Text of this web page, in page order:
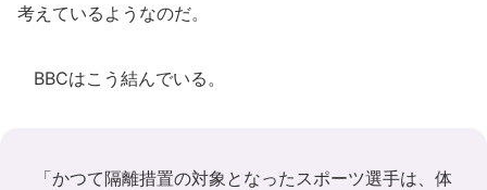
考えているようなのだ。
BBCはこう結んでいる。
「かつて隔離措置の対象となったスポーツ選手は、体